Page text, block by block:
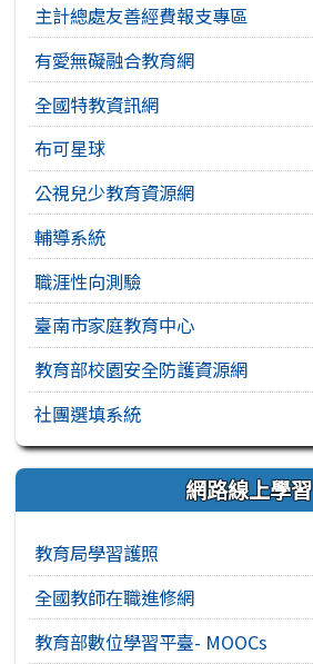
主計總處友善經費報支專區
有愛無礙融合教育網
全國特教資訊網
布可星球
公視兒少教育資源網
輔導系統
職涯性向測驗
臺南市家庭教育中心
教育部校園安全防護資源網
社團選填系統
網路線上學習
教育局學習護照
全國教師在職進修網
教育部數位學習平臺- MOOCs